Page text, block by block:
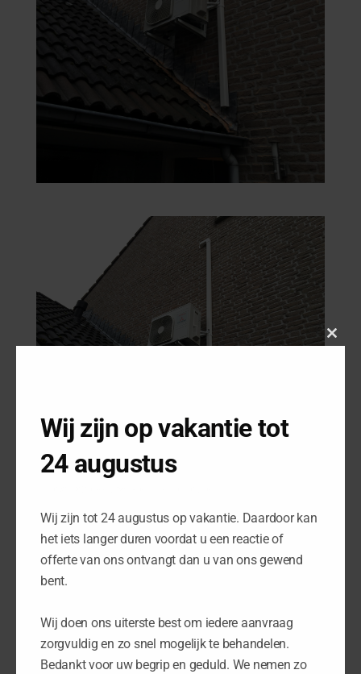
Close
Wij zijn op vakantie tot
24 augustus
Wij zijn tot 24 augustus op vakantie. Daardoor kan
het iets langer duren voordat u een reactie of
offerte van ons ontvangt dan u van ons gewend
bent.
Wij doen ons uiterste best om iedere aanvraag
zorgvuldig en zo snel mogelijk te behandelen.
Bedankt voor uw begrip en geduld. We nemen zo